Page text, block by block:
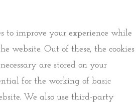
to improve your experience while
website. Out of these, the cookies
are stored on your
for the working of basic
We also use third-party